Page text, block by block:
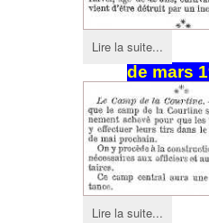
Lire la suite...
de mars
Lire la suite...